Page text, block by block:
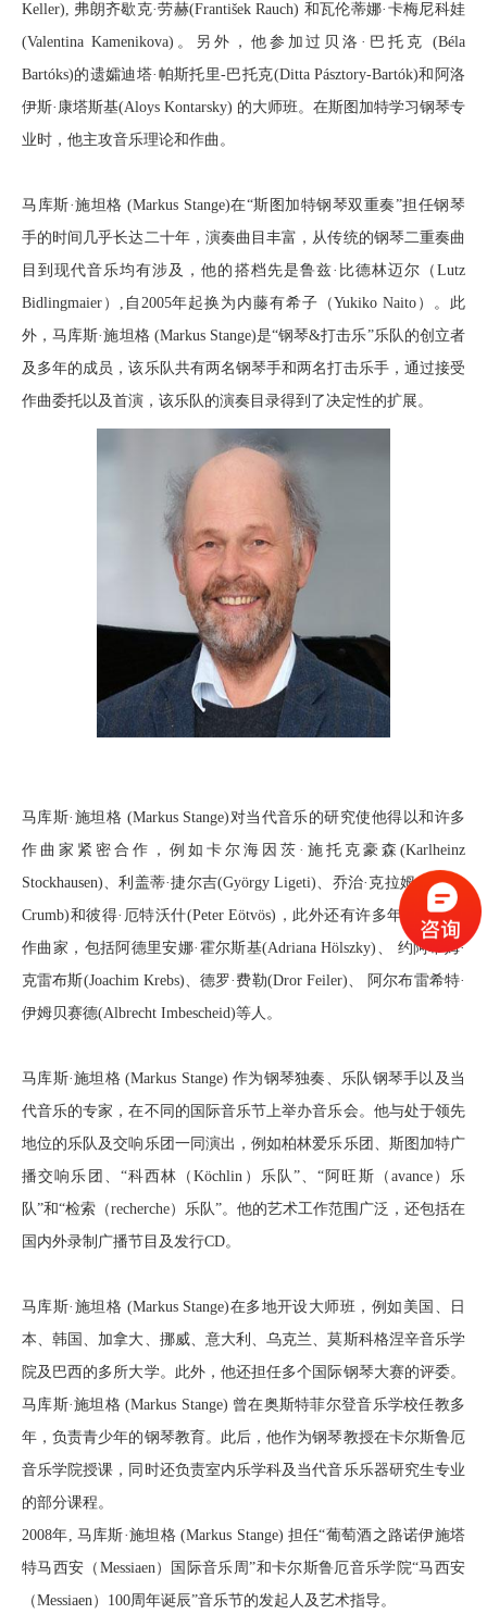
Keller), 弗朗齐歇克·劳赫(František Rauch) 和瓦伦蒂娜·卡梅尼科娃
(Valentina Kamenikova)。另外，他参加过贝洛·巴托克 (Béla
Bartóks)的遗孀迪塔·帕斯托里-巴托克(Ditta Pásztory-Bartók)和阿洛
伊斯·康塔斯基(Aloys Kontarsky) 的大师班。在斯图加特学习钢琴专
业时，他主攻音乐理论和作曲。
马库斯·施坦格 (Markus Stange)在“斯图加特钢琴双重奏”担任钢琴
手的时间几乎长达二十年，演奏曲目丰富，从传统的钢琴二重奏曲
目到现代音乐均有涉及 ，他的搭档先是鲁兹·比德林迈尔（Lutz
Bidlingmaier）,自2005年起换为内藤有希子（Yukiko Naito）。此
外，马库斯·施坦格 (Markus Stange)是“钢琴&打击乐”乐队的创立者
及多年的成员，该乐队共有两名钢琴手和两名打击乐手，通过接受
作曲委托以及首演，该乐队的演奏目录得到了决定性的扩展。
马库斯·施坦格 (Markus Stange)对当代音乐的研究使他得以和许多
作曲家紧密合作，例如卡尔海因茨·施托克豪森(Karlheinz
Stockhausen)、利盖蒂·捷尔吉(György Ligeti)、乔治·克拉姆(George
Crumb)和彼得·厄特沃什(Peter Eötvös)，此外还有许多年轻一代的
作曲家，包括阿德里安娜·霍尔斯基(Adriana Hölszky)、 约阿希姆·
克雷布斯(Joachim Krebs)、德罗·费勒(Dror Feiler)、 阿尔布雷希特·
伊姆贝赛德(Albrecht Imbescheid)等人。
马库斯·施坦格 (Markus Stange) 作为钢琴独奏、乐队钢琴手以及当
代音乐的专家，在不同的国际音乐节上举办音乐会。他与处于领先
地位的乐队及交响乐团一同演出，例如柏林爱乐乐团、斯图加特广
播交响乐团、“科西林（Köchlin）乐队”、“阿旺斯（avance）乐
队”和“检索（recherche）乐队”。他的艺术工作范围广泛，还包括在
国内外录制广播节目及发行CD。
马库斯·施坦格 (Markus Stange)在多地开设大师班，例如美国、日
本、韩国、加拿大、挪威、意大利、乌克兰、莫斯科格涅辛音乐学
院及巴西的多所大学。此外，他还担任多个国际钢琴大赛的评委。
马库斯·施坦格 (Markus Stange) 曾在奥斯特菲尔登音乐学校任教多
年，负责青少年的钢琴教育。此后，他作为钢琴教授在卡尔斯鲁厄
音乐学院授课，同时还负责室内乐学科及当代音乐乐器研究生专业
的部分课程。
2008年, 马库斯·施坦格 (Markus Stange) 担任“葡萄酒之路诺伊施塔
特马西安（Messiaen）国际音乐周”和卡尔斯鲁厄音乐学院“马西安
（Messiaen）100周年诞辰”音乐节的发起人及艺术指导。